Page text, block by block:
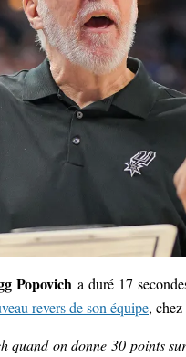
Popovich a duré 17
revers de son équipe,
quand on donne 30 points